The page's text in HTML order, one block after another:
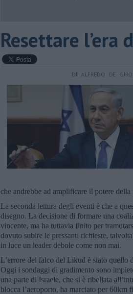
Resettare l’era
DI ALFREDO DE
che andrebbe ad amplificare il potere
La seconda lettura degli eventi è che a
disegno. La decisione di formare una
vincente, ma ha tuttavia finito per
dovuto subire le pressanti richieste,
in luce un leader debole come non mai.
L’errore del falco del Likud è stato quello
Oggi i sondaggi di gradimento sono
una parte di Israele, che si è ribellata
blocca l’aeroporto, ha marciato per 60km